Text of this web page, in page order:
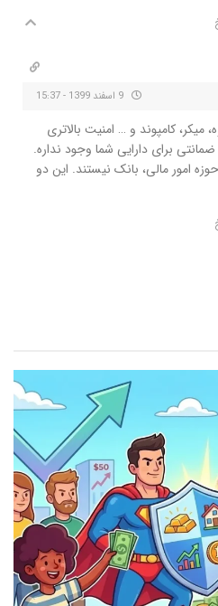
کامپوند و … امنیت بالاتری
برای دارایی شما وجود نداره.
امور مالی، بانک نیستند. این دو